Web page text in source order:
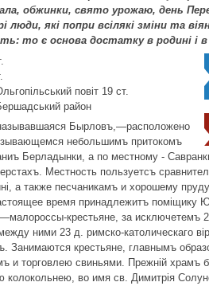
обжинки, свято урожаю, день
які попри всілякі зміни та
то є основа достатку в родині і в
повіт 19 ст.
район
Бырловъ,—расположено
небольшимъ притокомъ
Берладынки, а по местному -
Местность пользуетсъ
а также песчаникамъ и хорошему
время принадлежитъ поміщику
крестьяне, за исключетемъ
ними 23 д. римско-католическаго
Занимаются крестьяне, главнымъ
и торговлею свиньями. Прежній храмъ
колокольнею, во имя св. Димитрія